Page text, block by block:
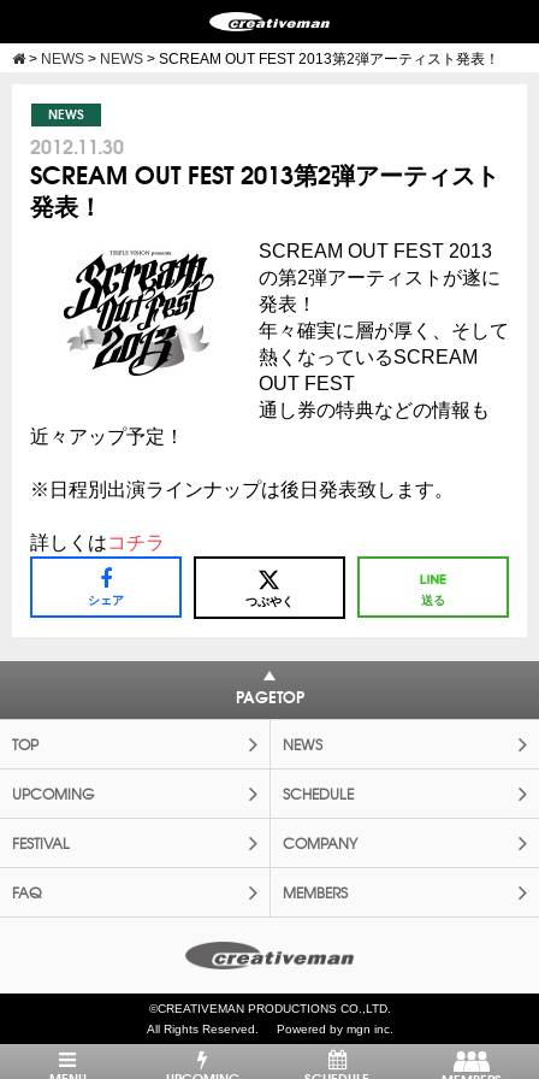
> NEWS > NEWS > SCREAM OUT FEST 2013第2弾アーティスト発表！
NEWS
2012.11.30
SCREAM OUT FEST 2013第2弾アーティスト
発表！
SCREAM OUT FEST 2013
の第2弾アーティストが遂に
発表！
年々確実に層が厚く、そして
熱くなっているSCREAM
OUT FEST
通し券の特典などの情報も
近々アップ予定！
※日程別出演ラインナップは後日発表致します。
詳しくはコチラ
シェア つぶやく 送る
PAGETOP
TOP NEWS
UPCOMING SCHEDULE
FESTIVAL COMPANY
FAQ MEMBERS
©CREATIVEMAN PRODUCTIONS CO.,LTD.
All Rights Reserved.
Powered by mgn inc.